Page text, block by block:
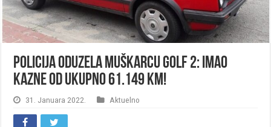
Policija oduzela muškarcu Golf 2: Imao
kazne od ukupno 61.149 KM!
31. Januara 2022. Aktuelno